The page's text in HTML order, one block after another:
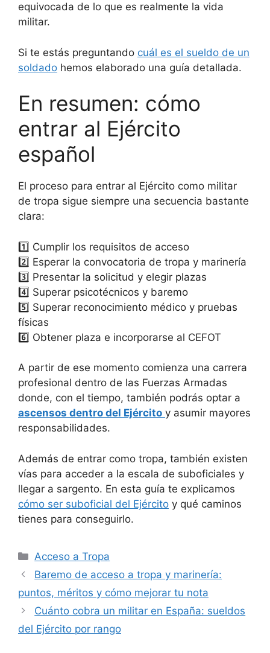
equivocada de lo que es realmente la vida
militar.
Si te estás preguntando cuál es el sueldo de un
soldado hemos elaborado una guía detallada.
En resumen: cómo
entrar al Ejército
español
El proceso para entrar al Ejército como militar
de tropa sigue siempre una secuencia bastante
clara:
1️⃣ Cumplir los requisitos de acceso
2️⃣ Esperar la convocatoria de tropa y marinería
3️⃣ Presentar la solicitud y elegir plazas
4️⃣ Superar psicotécnicos y baremo
5️⃣ Superar reconocimiento médico y pruebas
físicas
6️⃣ Obtener plaza e incorporarse al CEFOT
A partir de ese momento comienza una carrera
profesional dentro de las Fuerzas Armadas
donde, con el tiempo, también podrás optar a
ascensos dentro del Ejército y asumir mayores
responsabilidades.
Además de entrar como tropa, también existen
vías para acceder a la escala de suboficiales y
llegar a sargento. En esta guía te explicamos
cómo ser suboficial del Ejército y qué caminos
tienes para conseguirlo.
Categorías
Acceso a Tropa
Baremo de acceso a tropa y marinería:
puntos, méritos y cómo mejorar tu nota
Cuánto cobra un militar en España: sueldos
del Ejército por rango